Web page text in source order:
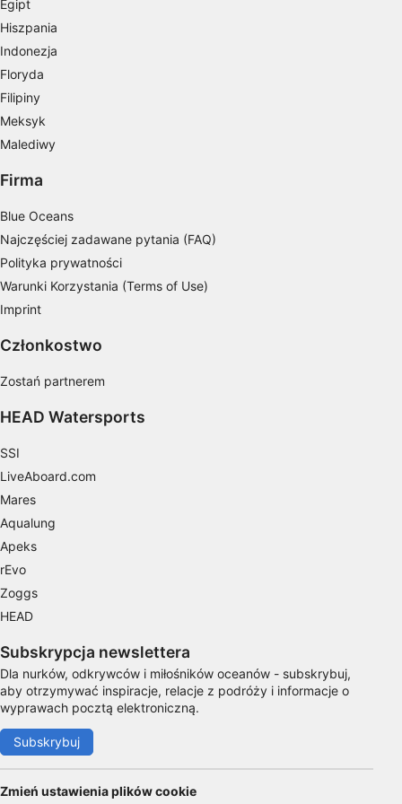
Egipt
Hiszpania
Indonezja
Floryda
Filipiny
Meksyk
Malediwy
Firma
Blue Oceans
Najczęściej zadawane pytania (FAQ)
Polityka prywatności
Warunki Korzystania (Terms of Use)
Imprint
Członkostwo
Zostań partnerem
HEAD Watersports
SSI
LiveAboard.com
Mares
Aqualung
Apeks
rEvo
Zoggs
HEAD
Subskrypcja newslettera
Dla nurków, odkrywców i miłośników oceanów - subskrybuj,
aby otrzymywać inspiracje, relacje z podróży i informacje o
wyprawach pocztą elektroniczną.
Subskrybuj
Zmień ustawienia plików cookie
spersonalizowanych reklam
Tworzenie profili w celu personalizacji treści
Wykorzystywanie profili w celu doboru
spersonalizowanych treści
Pomiar efektywności reklam
kombinacji danych z różnych źródeł
Rozwój i ulepszanie usług
Wykorzystywanie ograniczonych danych do
wyboru treści
Funkcje specjalne IAB:
geolokalizacyjnych
Identyfikowanie urządzeń na podstawie
Wydajność (Performance)
Reklama / śledzenie